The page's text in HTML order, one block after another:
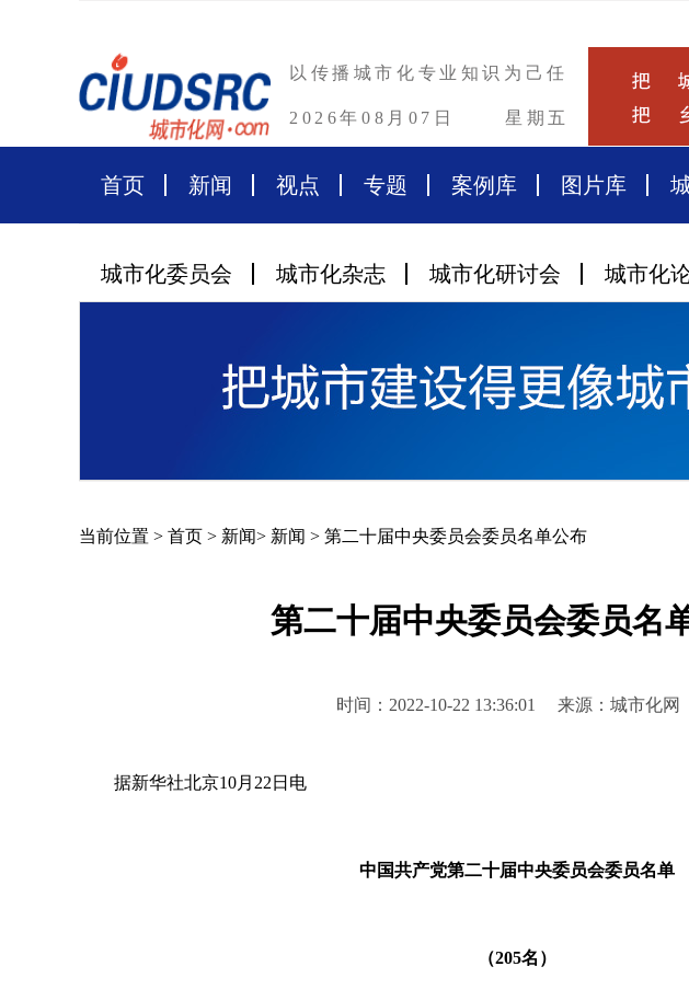
以传播城市化专业知识为己任
2026年08月07日 星期五
首页 新闻 视点 专题 案例库 图片库
城市化委员会 城市化杂志 城市化研讨会 城市化
当前位置 > 首页 > 新闻> 新闻 > 第二十届中央委员会委员名单公布
第二十届中央委员会委员名
时间：2022-10-22 13:36:01 来源：城市化网
据新华社北京10月22日电
中国共产党第二十届中央委员会委员名单
（205名）